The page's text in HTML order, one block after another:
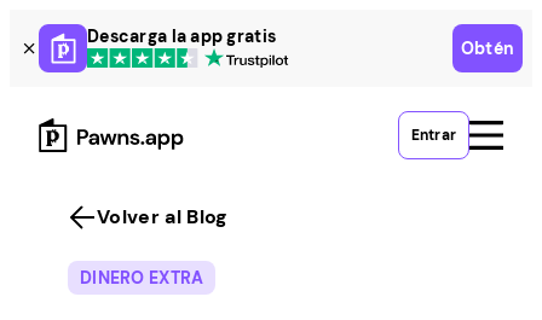
Skip
to
content
Descarga la app gratis
Obtén
Entrar
Volver al Blog
DINERO EXTRA